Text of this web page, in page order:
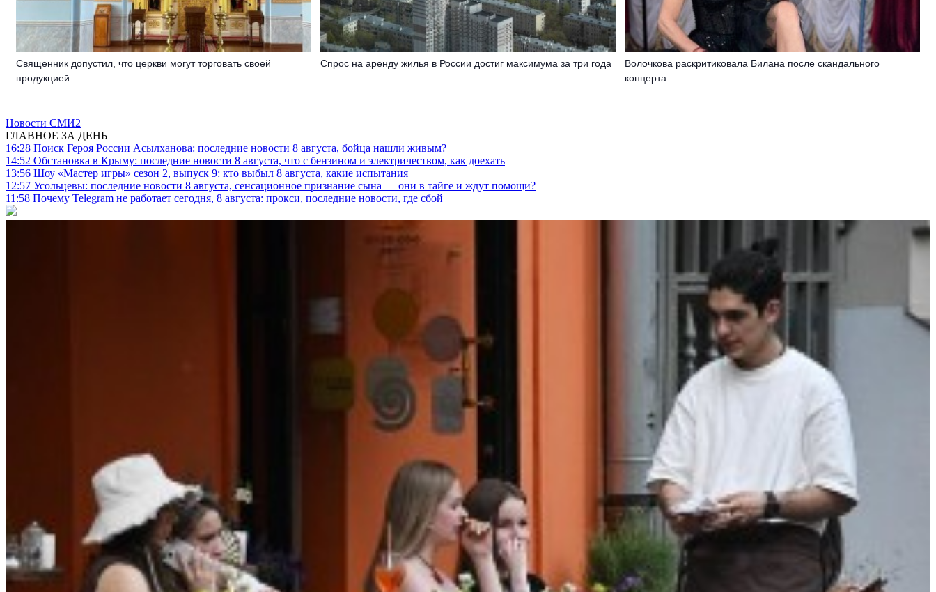
Священник допустил, что церкви могут торговать своей
продукцией
Спрос на аренду жилья в России достиг максимума за три года
Волочкова раскритиковала Билана после скандального
концерта
Новости СМИ2
ГЛАВНОЕ ЗА ДЕНЬ
16:28 Поиск Героя России Асылханова: последние новости 8 августа, бойца нашли живым?
14:52 Обстановка в Крыму: последние новости 8 августа, что с бензином и электричеством, как доехать
13:56 Шоу «Мастер игры» сезон 2, выпуск 9: кто выбыл 8 августа, какие испытания
12:57 Усольцевы: последние новости 8 августа, сенсационное признание сына — они в тайге и ждут помощи?
11:58 Почему Telegram не работает сегодня, 8 августа: прокси, последние новости, где сбой